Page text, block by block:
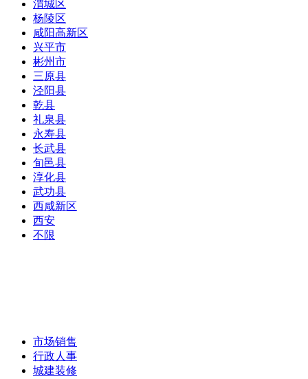
渭城区
杨陵区
咸阳高新区
兴平市
彬州市
三原县
泾阳县
乾县
礼泉县
永寿县
长武县
旬邑县
淳化县
武功县
西咸新区
西安
不限
市场销售
行政人事
城建装修